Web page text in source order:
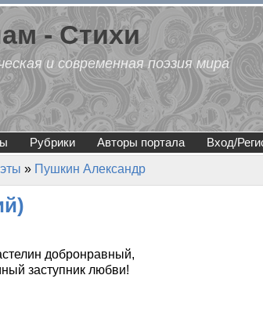
- Стихи
и современная поэзия мира
Рубрики Авторы портала Вход/
» Пушкин Александр
добронравный,
заступник любви!